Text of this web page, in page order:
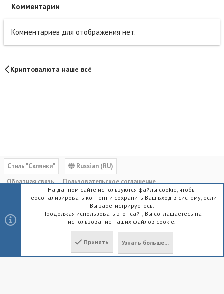
Комментарии
Комментариев для отображения нет.
Криптовалюта наше всё
Cтиль "Склянки"
Russian (RU)
Обратная связь
Пользовательское соглашение
Политика конфиденциальности
Помощь Главная
R
S
Community platform by XenForo® © 2010-2023 XenForo Ltd.
XenForo.Info
На данном сайте используются файлы cookie, чтобы
персонализировать контент и сохранить Ваш вход в систему, если
Вы зарегистрируетесь.
Продолжая использовать этот сайт, Вы соглашаетесь на
использование наших файлов cookie.
Принять Узнать больше...